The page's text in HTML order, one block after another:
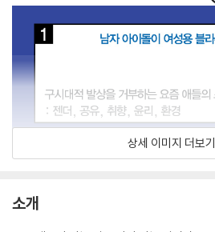
상세 이미지 더보기
소개